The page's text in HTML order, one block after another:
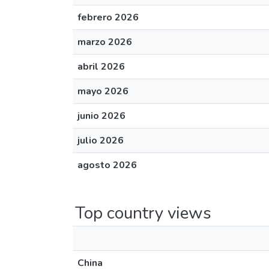
febrero 2026
marzo 2026
abril 2026
mayo 2026
junio 2026
julio 2026
agosto 2026
Top country views
China